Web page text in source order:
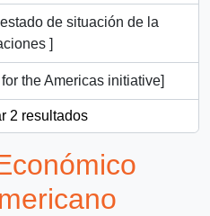
de situación de la
]
the Americas initiative]
2 resultados